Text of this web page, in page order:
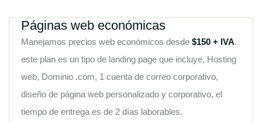
Páginas web económicas
Manejamos precios web económicos desde $150 + IVA.
este plan es un tipo de landing page que incluye, Hosting
web, Dominio .com, 1 cuenta de correo corporativo,
diseño de página web personalizado y corporativo, el
tiempo de entrega es de 2 días laborables.